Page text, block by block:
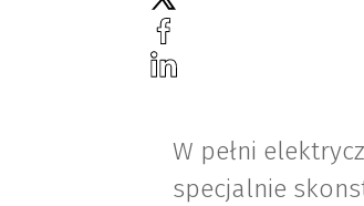
W pełni
specjalnie